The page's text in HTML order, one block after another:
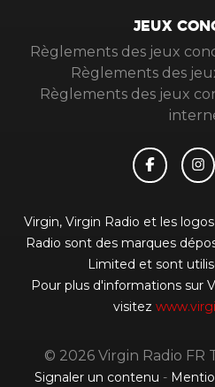
JEUX
Règlements des jeux
Règlements des
Règlements des jeux
Virgin, Virgin Radio et les
Radio sont des marques
Limited et sont
Pour plus d'informations sur
visitez
© 2026 Virgin Radio FR
Signaler un contenu -